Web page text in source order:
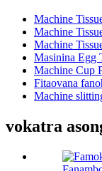
Machine
Machine
Machine
Masinina Egg
Machine Cup
Fitaovana
Machine
vokatra